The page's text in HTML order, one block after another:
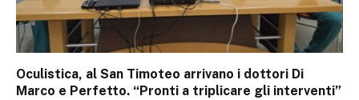
Oculistica, al San Timoteo arrivano i dottori Di
Marco e Perfetto. “Pronti a triplicare gli interventi”